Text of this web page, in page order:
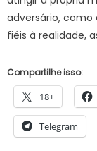
adversário, como
fiéis à realidade,
Compartilhe isso:
18+
Telegram